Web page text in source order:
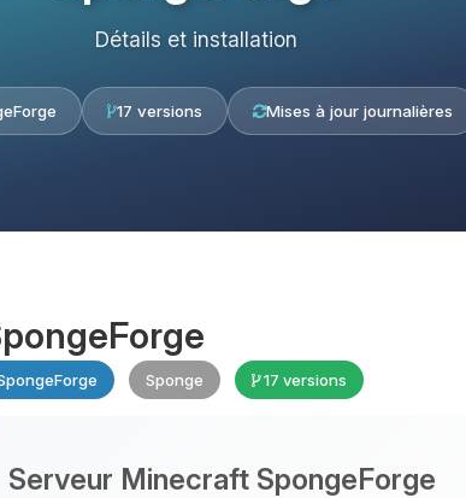
Détails et installation
17 versions Mises à jour journalières
Sponge 17 versions
Serveur Minecraft SpongeForge